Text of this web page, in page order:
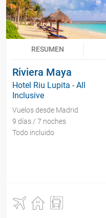
RESUMEN
Riviera Maya
Hotel Riu Lupita - All
Inclusive
Vuelos desde Madrid
9 días / 7 noches
Todo incluido